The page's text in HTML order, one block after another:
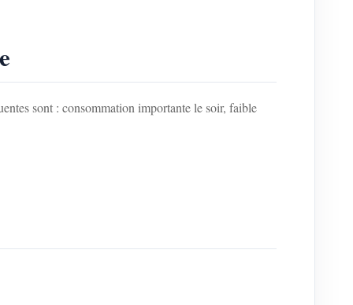
sont : consommation importante le soir, faible